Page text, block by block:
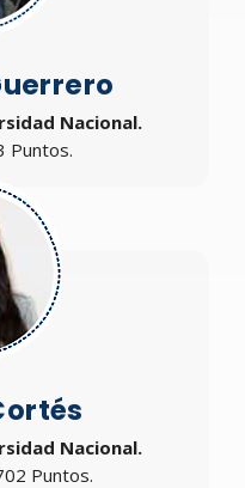
Nacional.
Puntos.
Nacional.
Puntos.